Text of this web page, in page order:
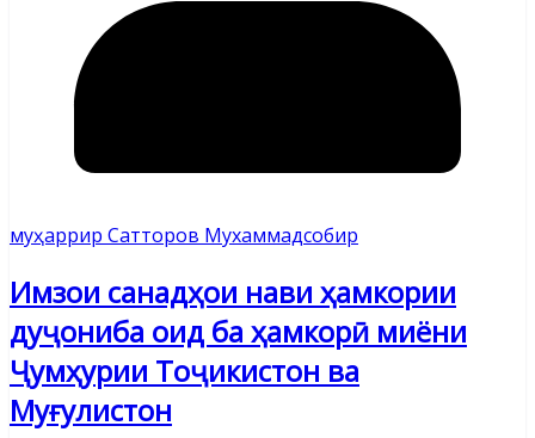
муҳаррир Сатторов Мухаммадсобир
Имзои санадҳои нави ҳамкории
дуҷониба оид ба ҳамкорӣ миёни
Ҷумҳурии Тоҷикистон ва
Муғулистон